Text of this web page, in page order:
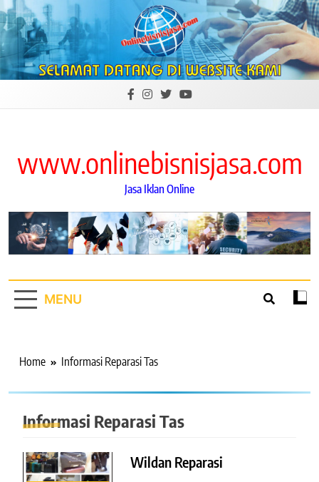
Skip
to
content
www.onlinebisnisjasa.com
Jasa Iklan Online
MENU
Home Informasi Reparasi Tas
Informasi Reparasi Tas
Wildan Reparasi